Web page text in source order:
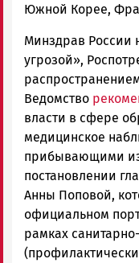
Южной Корее,
Минздрав России
угрозой»,
Ведомство
власти в сфере
медицинское
прибывающими из
постановлении
Анны Поповой,
официальном
рамках